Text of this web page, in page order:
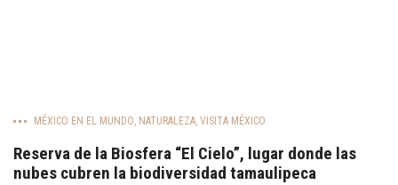
MÉXICO EN EL MUNDO, NATURALEZA, VISITA MÉXICO
Reserva de la Biosfera “El Cielo”, lugar donde las
nubes cubren la biodiversidad tamaulipeca